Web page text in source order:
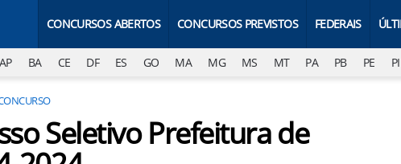
CONCURSOS ABERTOS CONCURSOS PREVISTOS FEDERAIS
AP BA CE DF ES GO MA MG MS MT PA PB PE PI
Seletivo Prefeitura de